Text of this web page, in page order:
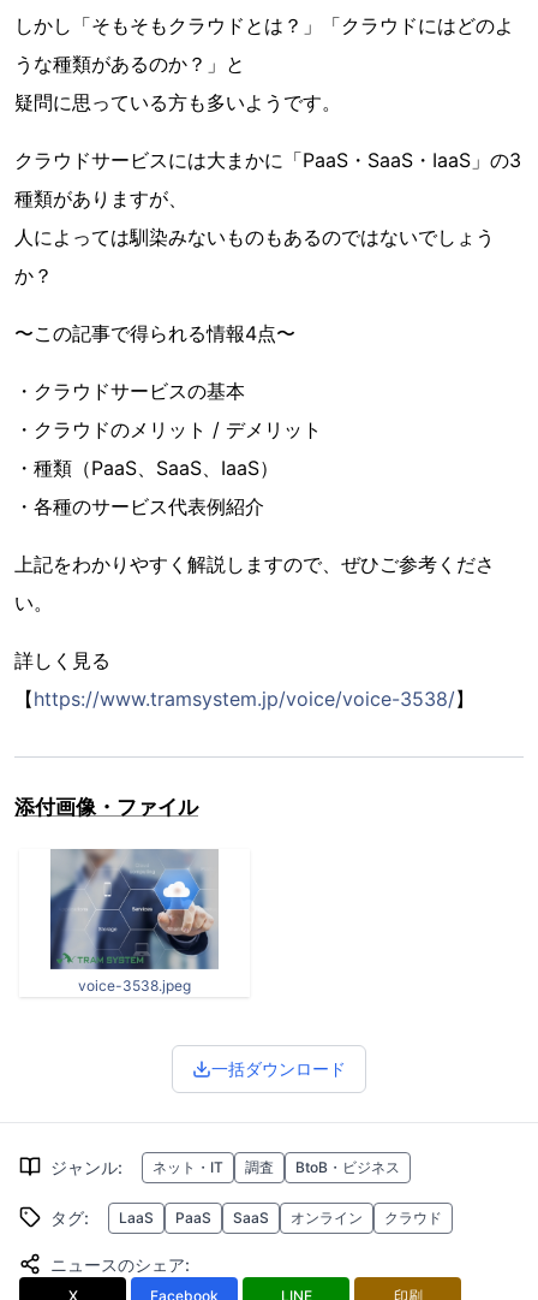
しかし「そもそもクラウドとは？」「クラウドにはどのよ
うな種類があるのか？」と
疑問に思っている方も多いようです。
クラウドサービスには大まかに「PaaS・SaaS・IaaS」の3
種類がありますが、
人によっては馴染みないものもあるのではないでしょう
か？
〜この記事で得られる情報4点〜
・クラウドサービスの基本
・クラウドのメリット / デメリット
・種類（PaaS、SaaS、IaaS）
・各種のサービス代表例紹介
上記をわかりやすく解説しますので、ぜひご参考くださ
い。
詳しく見る
【https://www.tramsystem.jp/voice/voice-3538/】
添付画像・ファイル
voice-3538.jpeg
一括ダウンロード
ジャンル: ネット・IT 調査 BtoB・ビジネス
タグ: LaaS PaaS SaaS オンライン クラウド
ニュースのシェア:
X Facebook LINE 印刷